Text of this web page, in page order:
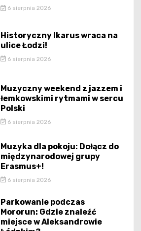
6 sierpnia 2026
Historyczny Ikarus wraca na
ulice Łodzi!
6 sierpnia 2026
Muzyczny weekend z jazzem i
łemkowskimi rytmami w sercu
Polski
6 sierpnia 2026
Muzyka dla pokoju: Dołącz do
międzynarodowej grupy
Erasmus+!
6 sierpnia 2026
Parkowanie podczas
Mororun: Gdzie znaleźć
miejsce w Aleksandrowie